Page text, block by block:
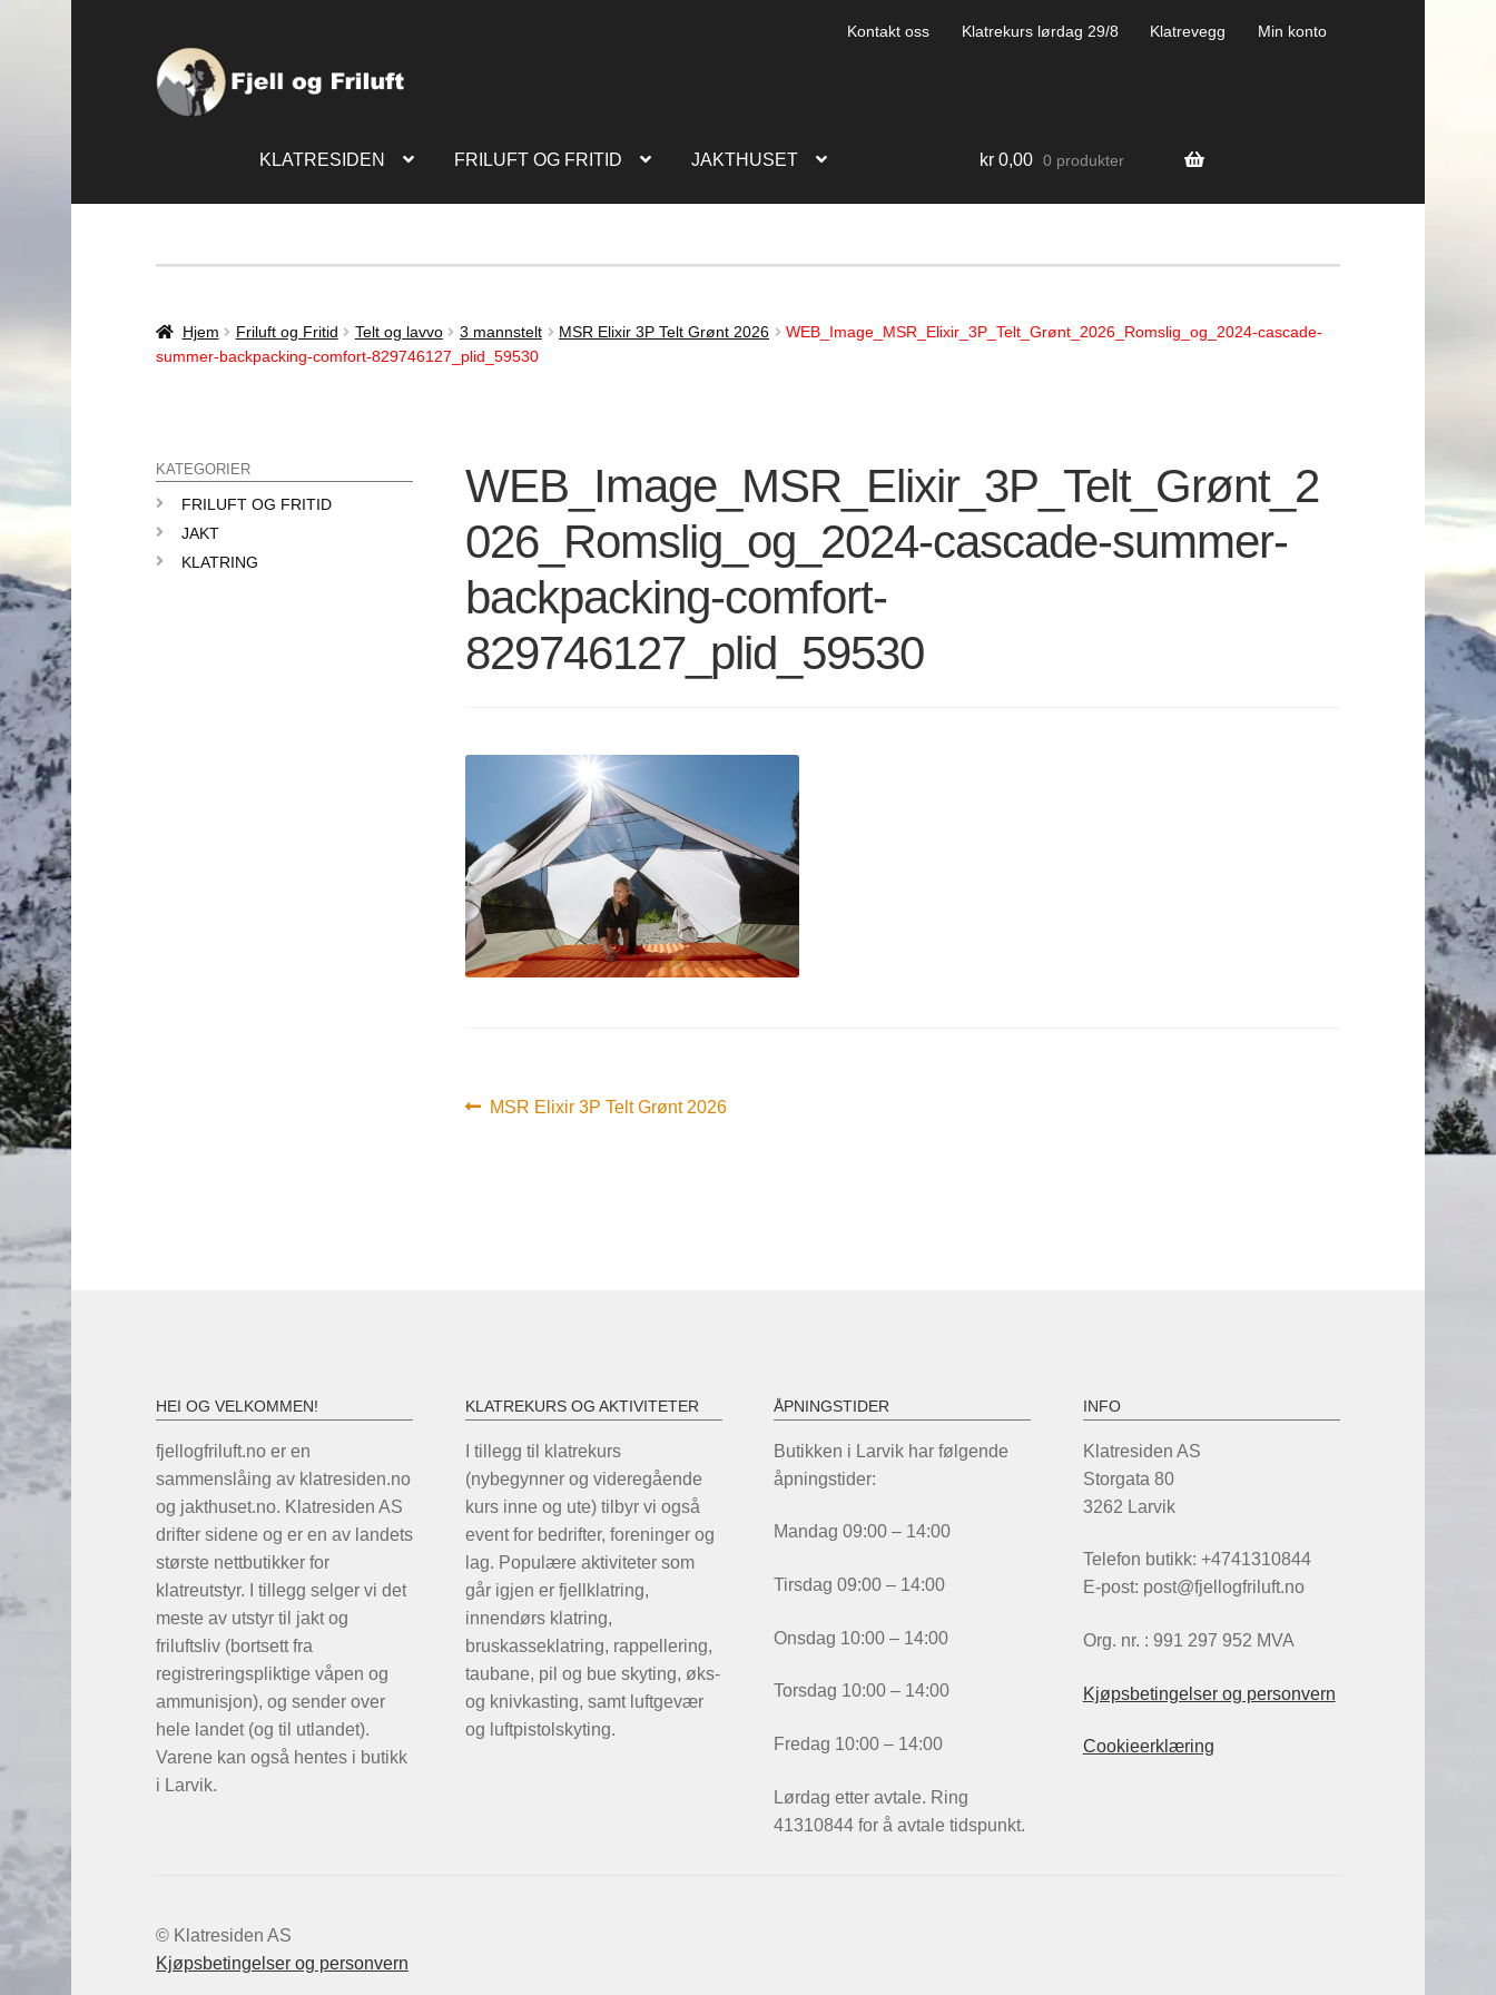
Kontakt oss Klatrekurs lørdag 29/8 Klatrevegg Min konto
KLATRESIDEN FRILUFT OG FRITID JAKTHUSET kr 0,00 0 produkter
Hjem Friluft og Fritid Telt og lavvo 3 mannstelt MSR Elixir 3P Telt Grønt 2026
WEB_Image_MSR_Elixir_3P_Telt_Grønt_2026_Romslig_og_2024-cascade-
summer-backpacking-comfort-829746127_plid_59530
WEB_Image_MSR_Elixir_3P_Telt_Grønt_2
026_Romslig_og_2024-cascade-summer-
backpacking-comfort-
829746127_plid_59530
Innleggsnavigasjon
Forrige
MSR Elixir 3P Telt Grønt 2026
KATEGORIER
FRILUFT OG FRITID
JAKT
KLATRING
HEI OG VELKOMMEN!
fjellogfriluft.no er en
sammenslåing av klatresiden.no
og jakthuset.no. Klatresiden AS
drifter sidene og er en av landets
største nettbutikker for
klatreutstyr. I tillegg selger vi det
meste av utstyr til jakt og
friluftsliv (bortsett fra
registreringspliktige våpen og
ammunisjon), og sender over
hele landet (og til utlandet).
Varene kan også hentes i butikk
i Larvik.
KLATREKURS OG AKTIVITETER
I tillegg til klatrekurs
(nybegynner og videregående
kurs inne og ute) tilbyr vi også
event for bedrifter, foreninger og
lag. Populære aktiviteter som
går igjen er fjellklatring,
innendørs klatring,
bruskasseklatring, rappellering,
taubane, pil og bue skyting, øks-
og knivkasting, samt luftgevær
og luftpistolskyting.
ÅPNINGSTIDER
Butikken i Larvik har følgende
åpningstider:
Mandag 09:00 – 14:00
Tirsdag 09:00 – 14:00
Onsdag 10:00 – 14:00
Torsdag 10:00 – 14:00
Fredag 10:00 – 14:00
Lørdag etter avtale. Ring
41310844 for å avtale tidspunkt.
INFO
Klatresiden AS
Storgata 80
3262 Larvik
Telefon butikk: +4741310844
E-post: post@fjellogfriluft.no
Org. nr. : 991 297 952 MVA
Kjøpsbetingelser og personvern
Cookieerklæring
© Klatresiden AS
Kjøpsbetingelser og personvern